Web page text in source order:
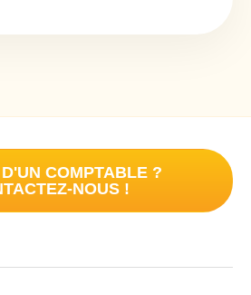
COMPTABLE ?
NOUS !